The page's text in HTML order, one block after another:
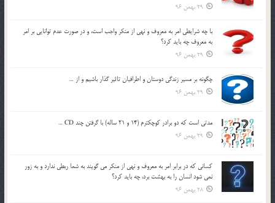
29 بهمن 96
با چه شرايطي امر به معروف و نهي از منکر واجب است، و در صورت عدم توانايي بر امر
به معروف چه بايد کرد؟
29 بهمن 96
چگونه بر مسير زندگي دوستان و اطرافيان تاثير گذار باشيم و از …
29 بهمن 96
مدتي است كه دو برادر كوچكترم (14 و 21 ساله) با گرفتن چند CD …
29 بهمن 96
كساني كه در برابر امر به معروف و نهي از منكر مي گويند به شما ربطي ندارد و به زور
نمي شود انسان را به بهشت برد، چه بايد كرد؟
28 بهمن 96